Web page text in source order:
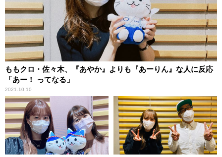
ももクロ・佐々木、『あやか』よりも『あーりん』な人に反応
「あー！ ってなる」
2021.10.10